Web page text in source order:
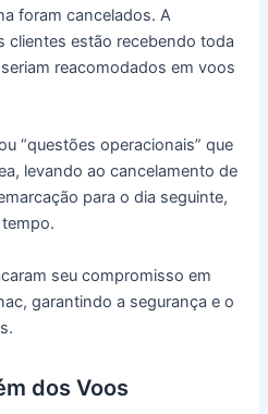
foram cancelados. A
clientes estão recebendo toda
reacomodados em voos
“questões operacionais” que
levando ao cancelamento de
para o dia seguinte,
seu compromisso em
garantindo a segurança e o
dos Voos